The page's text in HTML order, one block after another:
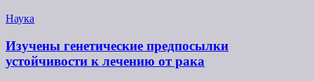
Наука
Изучены генетические предпосылки
устойчивости к лечению от рака